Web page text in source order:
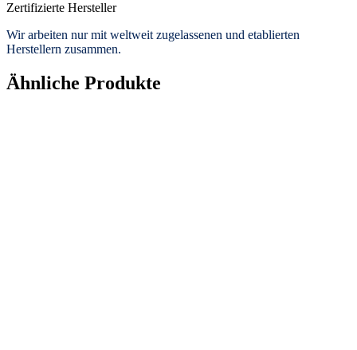
Zertifizierte Hersteller
Wir arbeiten nur mit weltweit zugelassenen und etablierten
Herstellern zusammen.
Ähnliche Produkte